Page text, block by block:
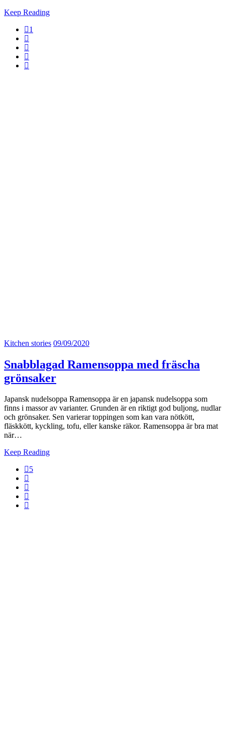
Keep Reading
1
Kitchen stories 09/09/2020
Snabblagad Ramensoppa med fräscha
grönsaker
Japansk nudelsoppa Ramensoppa är en japansk nudelsoppa som
finns i massor av varianter. Grunden är en riktigt god buljong, nudlar
och grönsaker. Sen varierar toppingen som kan vara nötkött,
fläskkött, kyckling, tofu, eller kanske räkor. Ramensoppa är bra mat
när…
Keep Reading
5